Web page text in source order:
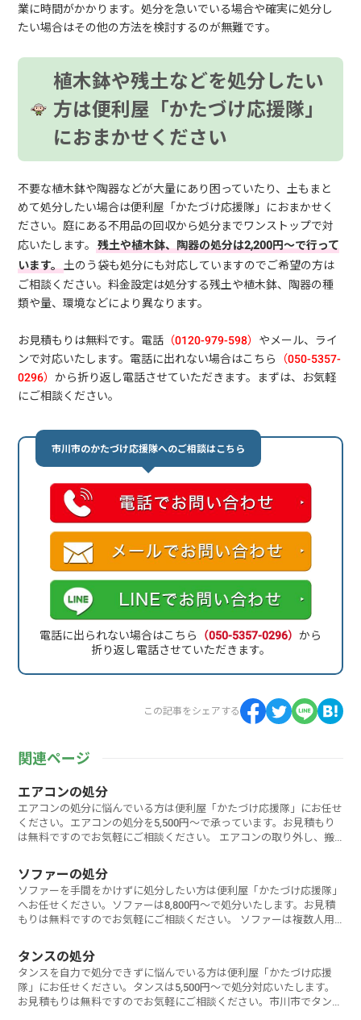
業に時間がかかります。処分を急いでいる場合や確実に処分し
たい場合はその他の方法を検討するのが無難です。
植木鉢や残土などを処分したい
方は便利屋「かたづけ応援隊」
におまかせください
不要な植木鉢や陶器などが大量にあり困っていたり、土もまと
めて処分したい場合は便利屋「かたづけ応援隊」におまかせく
ださい。庭にある不用品の回収から処分までワンストップで対
応いたします。残土や植木鉢、陶器の処分は2,200円～で行って
います。土のう袋も処分にも対応していますのでご希望の方は
ご相談ください。料金設定は処分する残土や植木鉢、陶器の種
類や量、環境などにより異なります。
お見積もりは無料です。電話 （0120-979-598） やメール、ライ
ンで対応いたします。電話に出れない場合はこちら （050-5357-
0296）から折り返し電話させていただきます。まずは、お気軽
にご相談ください。
市川市のかたづけ応援隊へのご相談はこちら
電話に出られない場合はこちら （050-5357-0296） から
折り返し電話させていただきます。
この記事をシェアする
関連ページ
エアコンの処分
エアコンの処分に悩んでいる方は便利屋「かたづけ応援隊」にお任せ
ください。エアコンの処分を5,500円～で承っています。お見積もり
は無料ですのでお気軽にご相談ください。 エアコンの取り外し、搬
ソファーの処分
ソファーを手間をかけずに処分したい方は便利屋「かたづけ応援隊」
へお任せください。ソファーは8,800円～で処分いたします。お見積
もりは無料ですのでお気軽にご相談ください。 ソファーは複数人用
タンスの処分
タンスを自力で処分できずに悩んでいる方は便利屋「かたづけ応援
隊」にお任せください。タンスは5,500円～で処分対応いたします。
お見積もりは無料ですのでお気軽にご相談ください。市川市でタンス